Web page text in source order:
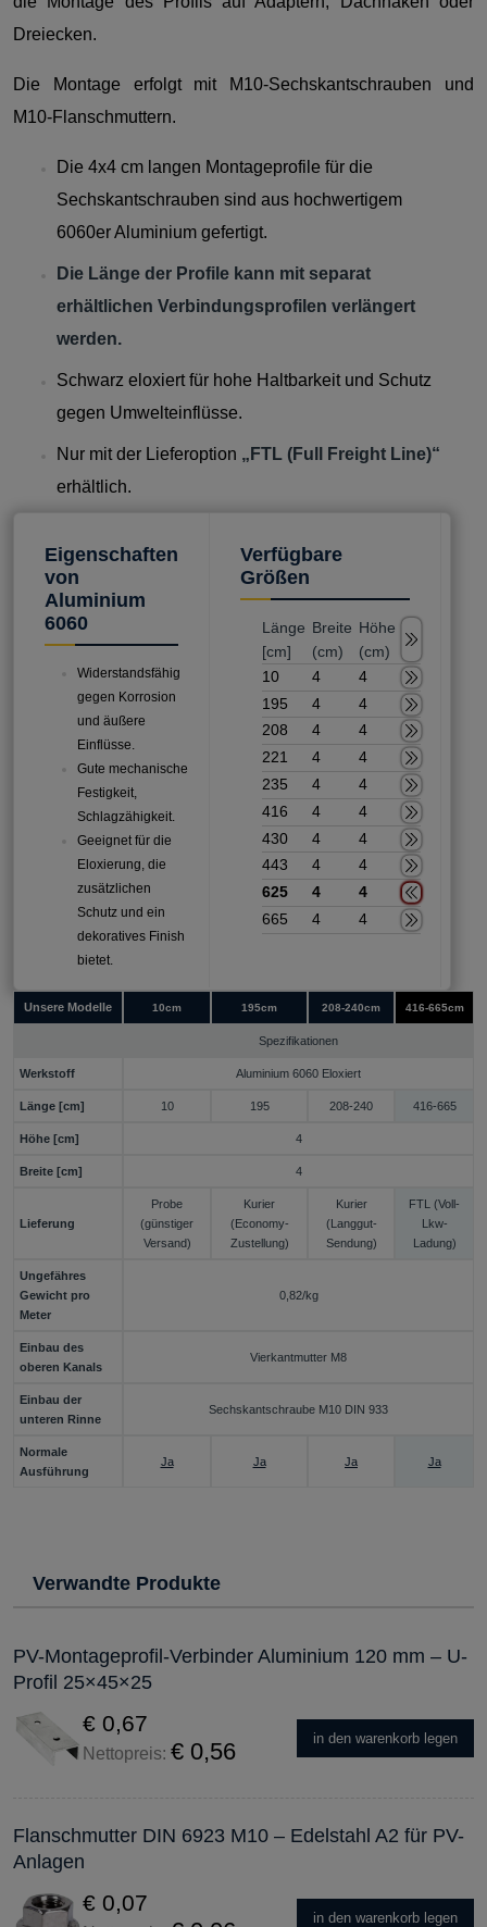
Dreiecken.
Die Montage erfolgt mit M10-Sechskantschrauben und
M10-Flanschmuttern.
Die 4x4 cm langen Montageprofile für die
Sechskantschrauben sind aus hochwertigem
6060er Aluminium gefertigt.
Die Länge der Profile kann mit separat
erhältlichen Verbindungsprofilen verlängert
werden.
Schwarz eloxiert für hohe Haltbarkeit und Schutz
gegen Umwelteinflüsse.
Nur mit der Lieferoption „FTL (Full Freight Line)“
erhältlich.
Eigenschaften
von
Aluminium
6060
Widerstandsfähig
gegen Korrosion
und äußere
Einflüsse.
Gute mechanische
Festigkeit,
Schlagzähigkeit.
Geeignet für die
Eloxierung, die
zusätzlichen
Schutz und ein
dekoratives Finish
bietet.
Verfügbare
Größen
Länge
[cm]
Breite
(cm)
Höhe
(cm)
10
4
4
195
4
4
208
4
4
221
4
4
235
4
4
416
4
4
430
4
4
443
4
4
625
4
4
665
4 4
Unsere Modelle 10cm 195cm 208-240cm 416-665cm
Spezifikationen
Werkstoff Aluminium 6060 Eloxiert
Länge [cm] 10 195 208-240 416-665
Höhe [cm] 4
Breite [cm] 4
Lieferung
Probe
(günstiger
Versand)
Kurier
(Economy-
Zustellung)
Kurier
(Langgut-
Sendung)
FTL (Voll-
Lkw-
Ladung)
Ungefähres
Gewicht pro
Meter
0,82/kg
Einbau des
oberen Kanals
Vierkantmutter M8
Einbau der
unteren Rinne
Sechskantschraube M10 DIN 933
Normale
Ausführung
Ja Ja Ja Ja
Verwandte Produkte
PV-Montageprofil-Verbinder Aluminium 120 mm – U-
Profil 25×45×25
€ 0,67
Nettopreis: € 0,56 in den warenkorb legen
Flanschmutter DIN 6923 M10 – Edelstahl A2 für PV-
Anlagen
€ 0,07
in den warenkorb legen